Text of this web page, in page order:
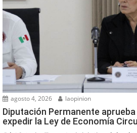
agosto 4, 2026 laopinion
Diputación Permanente
expedir la Ley de Economía